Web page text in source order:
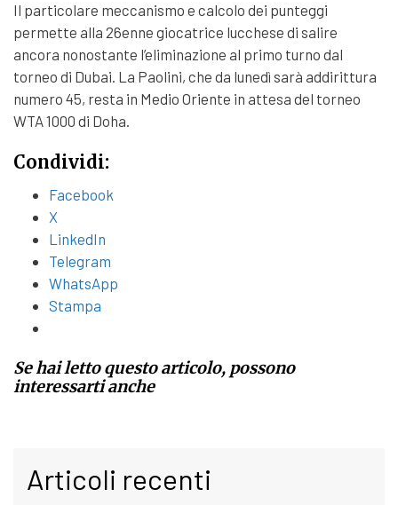
Il particolare meccanismo e calcolo dei punteggi
permette alla 26enne giocatrice lucchese di salire
ancora nonostante l’eliminazione al primo turno dal
torneo di Dubai. La Paolini, che da lunedì sarà addirittura
numero 45, resta in Medio Oriente in attesa del torneo
WTA 1000 di Doha.
Condividi:
Facebook
X
LinkedIn
Telegram
WhatsApp
Stampa
Se hai letto questo articolo, possono
interessarti anche
Articoli recenti